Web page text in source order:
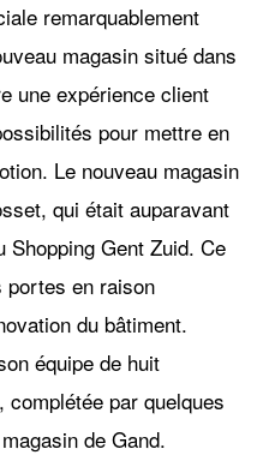
remarquablement
magasin situé dans
une expérience client
pour mettre en
Le nouveau magasin
qui était auparavant
Shopping Gent Zuid. Ce
portes en raison
du bâtiment.
équipe de huit
par quelques
de Gand.